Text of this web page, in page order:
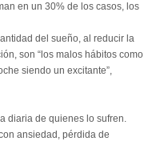
en un 30% de los casos, los
del sueño, al reducir la
son “los malos hábitos como
siendo un excitante”,
diaria de quienes lo sufren.
ansiedad, pérdida de